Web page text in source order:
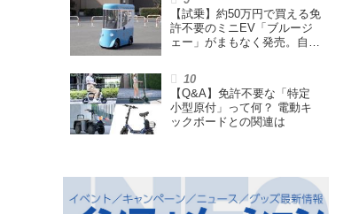
【試乗】約50万円で買える免
許不要のミニEV「ブルージ
ェー」がまもなく発売。自転
展開
【Q&A】免許不要な「特定
小型原付」って何？ 電動キ
ックボードとの関連は